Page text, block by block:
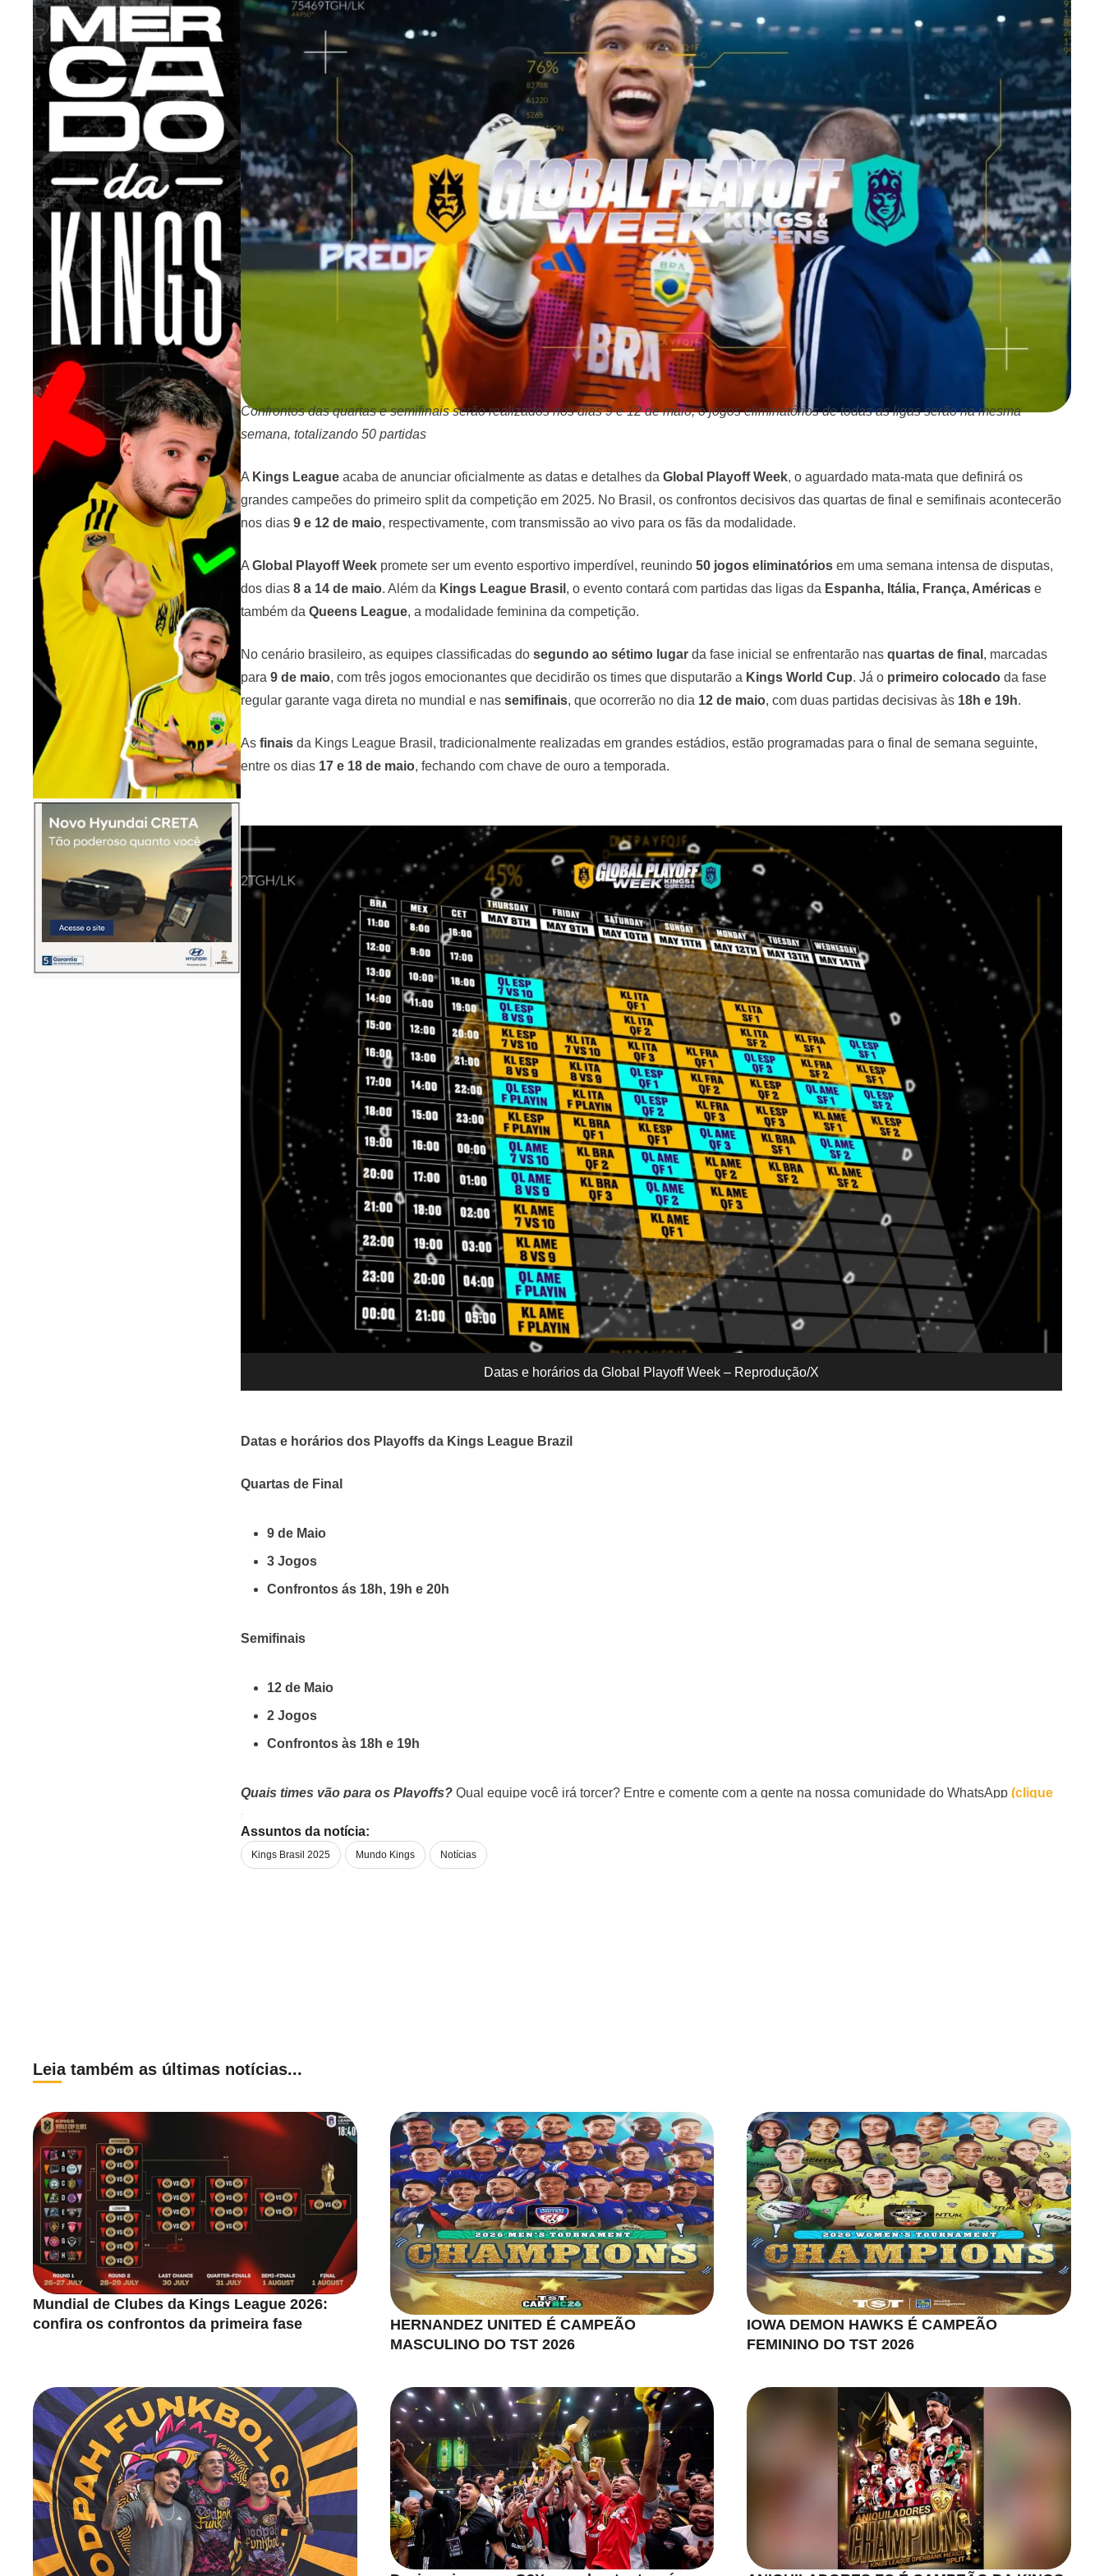
Confrontos das quartas e semifinais serão realizados nos dias 9 e 12 de maio, o jogos eliminatórios de todas as ligas serão na mesma
semana, totalizando 50 partidas
A Kings Leagueacaba de anunciar oficialmente as datas e detalhes da Global Playoff Week, o aguardado mata-mata que definirá os
grandes campeões do primeiro split da competição em 2025. No Brasil, os confrontos decisivos das quartas de final e semifinais acontecerão
nos dias 9 e 12 de maio, respectivamente, com transmissão ao vivo para os fãs da modalidade.
A Global Playoff Weekpromete ser um evento esportivo imperdível, reunindo 50 jogos eliminatóriosem uma semana intensa de disputas,
dos dias 8 a 14 de maio. Além da Kings League Brasil , o evento contará com partidas das ligas da Espanha, Itália, França, Américase
também da Queens League, a modalidade feminina da competição.
No cenário brasileiro, as equipes classificadas do segundo ao sétimo lugarda fase inicial se enfrentarão nas quartas de final , marcadas
para 9 de maio, com três jogos emocionantes que decidirão os times que disputarão a Kings World Cup. Já o primeiro colocadoda fase
regular garante vaga direta no mundial e nas semifinais, que ocorrerão no dia 12 de maio, com duas partidas decisivas às 18h e 19h.
As finaisda Kings League Brasil, tradicionalmente realizadas em grandes estádios, estão programadas para o final de semana seguinte,
entre os dias 17 e 18 de maio, fechando com chave de ouro a temporada.
Datas e horários da Global Playoff Week – Reprodução/X
Datas e horários dos Playoffs da Kings League Brazil
Quartas de Final
9 de Maio
3 Jogos
Confrontos ás 18h, 19h e 20h
Semifinais
12 de Maio
2 Jogos
Confrontos às 18h e 19h
Quais times vão para os Playoffs?Qual equipe você irá torcer? Entre e comente com a gente na nossa comunidade do WhatsApp (clique
aqui para entrar)
Assuntos da notícia:
Kings Brasil 2025 Mundo Kings Notícias
Leia também as últimas notícias...
Mundial de Clubes da Kings League 2026:
confira os confrontos da primeira fase
HERNANDEZ UNITED É CAMPEÃO
MASCULINO DO TST 2026
IOWA DEMON HAWKS É CAMPEÃO
FEMININO DO TST 2026